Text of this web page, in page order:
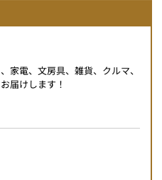
家電、文房具、雑貨、クルマ、
届けします！